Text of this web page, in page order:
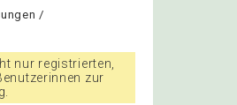
/
nur registrierten,
zur